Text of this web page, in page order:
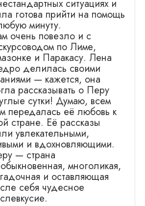
ситуациях и
готова прийти на помощь
минуту.
очень повезло и с
по Лиме,
и Паракасу. Лена
делилась своими
— кажется, она
рассказывать о Перу
сутки! Думаю, всем
передалась её любовь к
стране. Её рассказы
увлекательными,
и вдохновляющими.
— страна
многоликая,
и оставляющая
себя чудесное